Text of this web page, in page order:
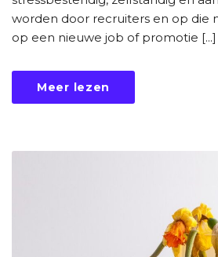
worden door recruiters en op die
op een nieuwe job of promotie [...]
Meer lezen